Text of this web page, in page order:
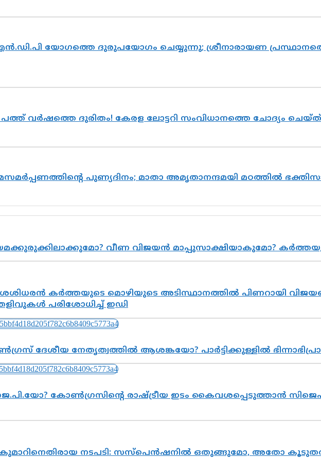
യോഗത്തെ ദുരുപയോഗം ചെയ്യുന്നു; ശ്രീനാരായണ
വർഷത്തെ ദുരിതം! കേരള ലോട്ടറി സംവിധാനത്തെ ചോദ്യം
പുണ്യദിനം; മാതാ അമൃതാനന്ദമയി മഠത്തിൽ
വീണ വിജയൻ മാപ്പുസാക്ഷിയാകുമോ?
കർത്തയുടെ മൊഴിയുടെ അടിസ്ഥാനത്തിൽ പിണറായി
പരിശോധിച്ച് ഇഡി
ദേശീയ നേതൃത്വത്തിൽ ആശങ്കയോ? പാർട്ടിക്കുള്ളിൽ
കോൺഗ്രസിന്റെ രാഷ്ട്രീയ ഇടം കൈവശപ്പെടുത്താൻ
നടപടി: സസ്പെൻഷനിൽ ഒതുങ്ങുമോ, അതോ